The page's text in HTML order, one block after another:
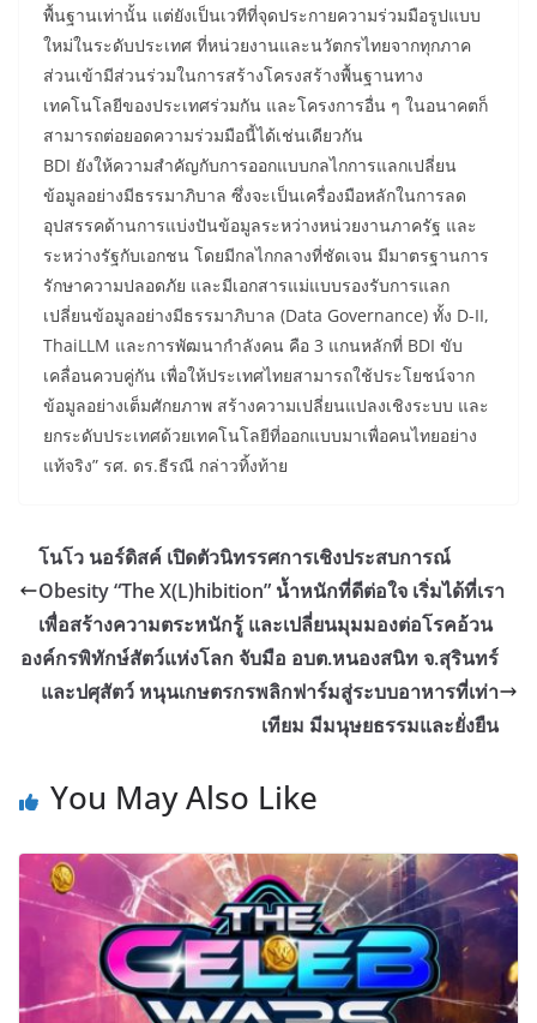
พื้นฐานเท่านั้น แต่ยังเป็นเวทีที่จุดประกายความร่วมมือรูปแบบ
ใหม่ในระดับประเทศ ที่หน่วยงานและนวัตกรไทยจากทุกภาค
ส่วนเข้ามีส่วนร่วมในการสร้างโครงสร้างพื้นฐานทาง
เทคโนโลยีของประเทศร่วมกัน และโครงการอื่น ๆ ในอนาคตก็
สามารถต่อยอดความร่วมมือนี้ได้เช่นเดียวกัน
BDI ยังให้ความสำคัญกับการออกแบบกลไกการแลกเปลี่ยน
ข้อมูลอย่างมีธรรมาภิบาล ซึ่งจะเป็นเครื่องมือหลักในการลด
อุปสรรคด้านการแบ่งปันข้อมูลระหว่างหน่วยงานภาครัฐ และ
ระหว่างรัฐกับเอกชน โดยมีกลไกกลางที่ชัดเจน มีมาตรฐานการ
รักษาความปลอดภัย และมีเอกสารแม่แบบรองรับการแลก
เปลี่ยนข้อมูลอย่างมีธรรมาภิบาล (Data Governance) ทั้ง D-II,
ThaiLLM และการพัฒนากำลังคน คือ 3 แกนหลักที่ BDI ขับ
เคลื่อนควบคู่กัน เพื่อให้ประเทศไทยสามารถใช้ประโยชน์จาก
ข้อมูลอย่างเต็มศักยภาพ สร้างความเปลี่ยนแปลงเชิงระบบ และ
ยกระดับประเทศด้วยเทคโนโลยีที่ออกแบบมาเพื่อคนไทยอย่าง
แท้จริง” รศ. ดร.ธีรณี กล่าวทิ้งท้าย
โนโว นอร์ดิสค์ เปิดตัวนิทรรศการเชิงประสบการณ์
Obesity “The X(L)hibition” น้ำหนักที่ดีต่อใจ เริ่มได้ที่เรา
เพื่อสร้างความตระหนักรู้ และเปลี่ยนมุมมองต่อโรคอ้วน
องค์กรพิทักษ์สัตว์แห่งโลก จับมือ อบต.หนองสนิท จ.สุรินทร์
และปศุสัตว์ หนุนเกษตรกรพลิกฟาร์มสู่ระบบอาหารที่เท่า
เทียม มีมนุษยธรรมและยั่งยืน
You May Also Like